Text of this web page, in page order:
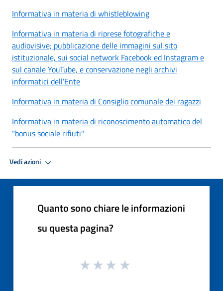
Informativa in materia di whistleblowing
Informativa in materia di riprese fotografiche e
audiovisive; pubblicazione delle immagini sul sito
istituzionale, sui social network Facebook ed Instagram e
sul canale YouTube, e conservazione negli archivi
informatici dell’Ente
Informativa in materia di Consiglio comunale dei ragazzi
Informativa in materia di riconoscimento automatico del
"bonus sociale rifiuti"
Vedi azioni
Quanto sono chiare le informazioni
su questa pagina?